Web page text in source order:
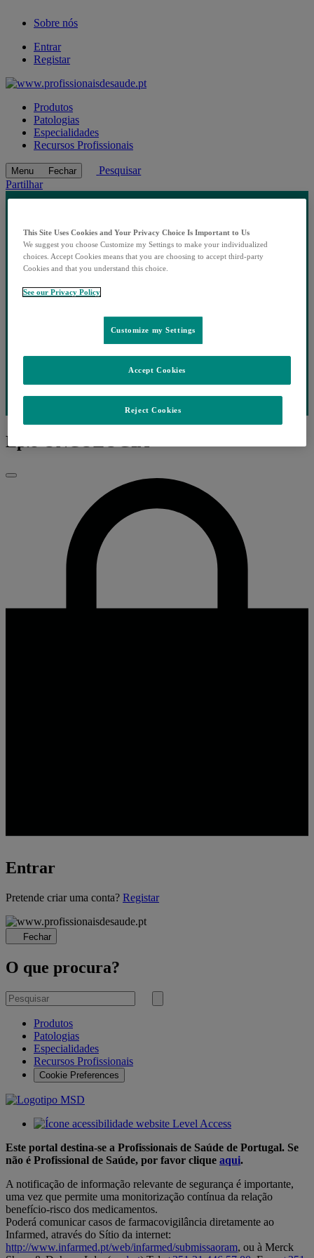
Sobre nós
Entrar
Registar
Produtos
Patologias
Especialidades
Recursos Profissionais
Menu Fechar
Pesquisar
Partilhar
Ep.8 ONCOLOGIA
Fechar
Entrar
A
Pretende criar uma conta? Registar
Fechar
O que procura?
Pesquisar
por
Submeter
Produtos
Patologias
Especialidades
Recursos Profissionais
Cookie Preferences
Este portal destina-se a Profissionais de Saúde de Portugal. Se
não é Profissional de Saúde, por favor clique aqui.
A notificação de informação relevante de segurança é importante,
uma vez que permite uma monitorização contínua da relação
benefício-risco dos medicamentos.
Poderá comunicar casos de farmacovigilância diretamente ao
Infarmed, através do Sítio da internet:
http://www.infarmed.pt/web/infarmed/submissaoram, ou à Merck
This Site Uses Cookies and Your Privacy Choice Is Important to Us
We suggest you choose Customize my Settings to make your individualized
choices. Accept Cookies means that you are choosing to accept third-party
Cookies and that you understand this choice.
See our Privacy Policy
Customize my Settings
Reject Cookies
Accept Cookies